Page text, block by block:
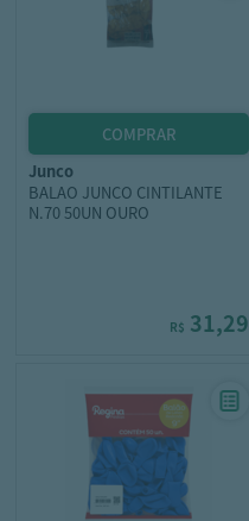
junco
BALAO JUNCO CINTILANTE
N.70 50UN OURO
R$ 31,29